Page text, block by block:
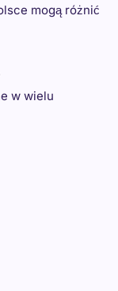
mogą różnić
w wielu